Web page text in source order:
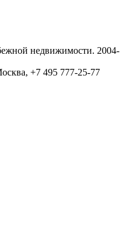
недвижимости. 2004-
+7 495 777-25-77